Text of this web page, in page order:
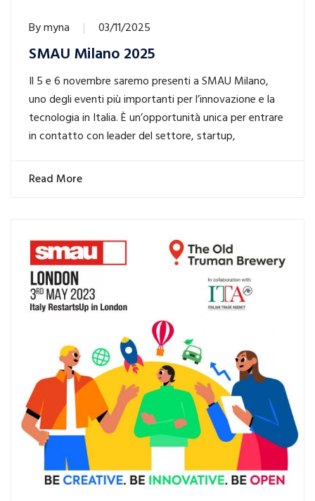
Bymyna 03/11/2025
SMAU Milano 2025
Il 5 e 6 novembre saremo presenti a SMAU Milano,
uno degli eventi più importanti per l’innovazione e la
tecnologia in Italia. È un’opportunità unica per entrare
in contatto con leader del settore, startup,
Read More